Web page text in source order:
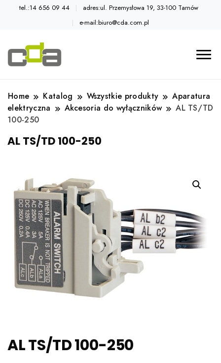
tel.:14 656 09 44
adres:ul. Przemysłowa 19, 33-100 Tarnów
e-mail:biuro@cda.com.pl
Home Katalog Wszystkie produkty
Aparatura
elektryczna
Akcesoria do wyłączników
AL TS/TD
100-250
AL TS/TD 100-250
AL TS/TD 100-250